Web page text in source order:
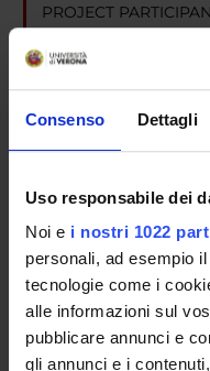
Consenso Dettagli
Uso responsabile dei
Noi e i nostri 1022
personali, ad esempio
tecnologie come i
alle informazioni sul
pubblicare annunci e
gli annunci e i
PROJECT
Roberta Fontana
COLLABORATORI
Giuliana Lo Cascio
Azienda Ospedaliera di
SECTIONS
Microbiology Section